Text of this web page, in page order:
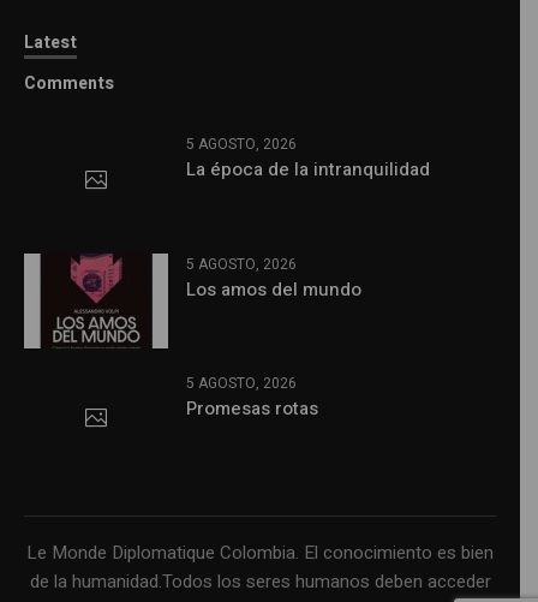
Latest
Comments
5 AGOSTO, 2026
La época de la intranquilidad
5 AGOSTO, 2026
Los amos del mundo
5 AGOSTO, 2026
Promesas rotas
Le Monde Diplomatique Colombia. El conocimiento es bien
de la humanidad.Todos los seres humanos deben acceder